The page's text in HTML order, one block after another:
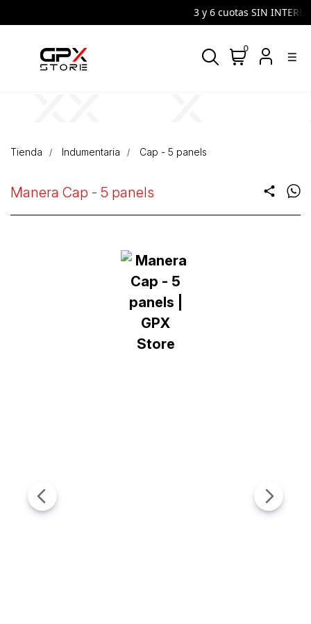
3 y 6 cuotas SIN
density_medium
0
Tienda Indumentaria Cap - 5 panels
Manera Cap - 5 panels share